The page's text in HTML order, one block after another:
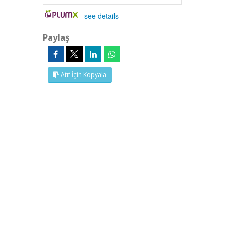
-see details
Paylaş
Atıf İçin Kopyala